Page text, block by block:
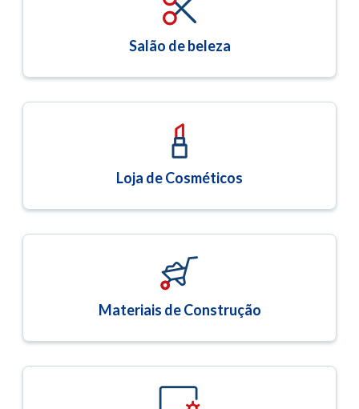
Salão de beleza
Loja de Cosméticos
Materiais de Construção